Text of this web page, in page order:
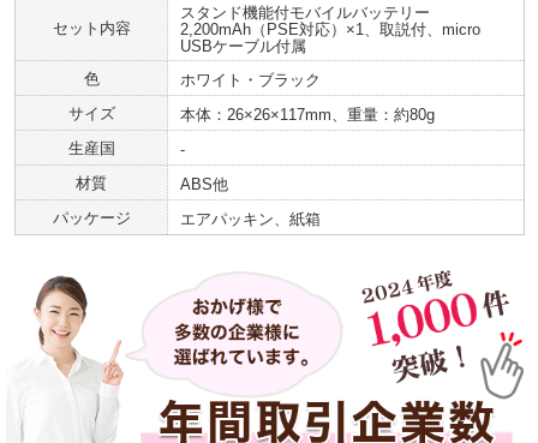
セット内容
スタンド機能付モバイルバッテリー
2,200mAh（PSE対応）×1、取説付、micro
USBケーブル付属
色
ホワイト・ブラック
サイズ
本体：26×26×117mm、重量：約80g
生産国
-
材質
ABS他
パッケージ
エアパッキン、紙箱